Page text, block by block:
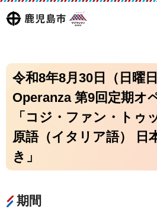
鹿児島
マグ
マシ
令和8年8月30日（日曜
Operanza 第9回定期オ
「コジ・ファン・トゥ
原語（イタリア語） 日
き」
期間